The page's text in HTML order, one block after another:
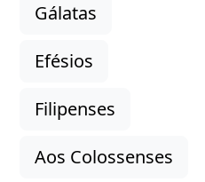
Gálatas
Efésios
Filipenses
Aos Colossenses